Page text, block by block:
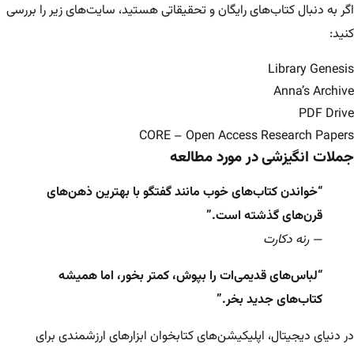
اگر به دنبال کتاب‌های رایگان و تحقیقاتی هستید، سایت‌های زیر را بررسی
کنید:
Library Genesis
Anna’s Archive
PDF Drive
CORE – Open Access Research Papers
جملات انگیزشی در مورد مطالعه
“خواندن کتاب‌های خوب مانند گفتگو با بهترین ذهن‌های
قرن‌های گذشته است.”
— رنه دکارت
“لباس‌های قدیمی‌ات را بپوش، کمتر بخور، اما همیشه
کتاب‌های جدید بخر.”
در دنیای دیجیتال، اپلیکیشن‌های کتابخوان ابزارهای ارزشمندی برای